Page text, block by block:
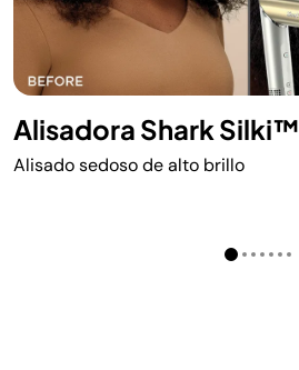
Alisadora Shark Silki™
Alisado sedoso de alto brillo